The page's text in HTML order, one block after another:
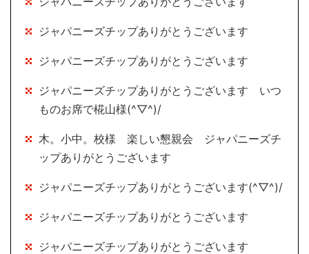
ジャパニーズチップありがとうございます
ジャパニーズチップありがとうございます
ジャパニーズチップありがとうございます いつ
ものお席で椛山様(^▽^)/
木。小中。校様 楽しい懇親会 ジャパニーズチ
ップありがとうございます
ジャパニーズチップありがとうございます(^▽^)/
ジャパニーズチップありがとうございます
ジャパニーズチップありがとうございます